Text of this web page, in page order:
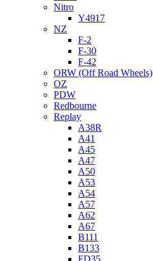
Nitro
Y4917
NZ
F-2
F-30
F-42
ORW (Off Road Wheels)
OZ
PDW
Redbourne
Replay
A38R
A41
A45
A47
A50
A53
A54
A57
A62
A67
B111
B133
FD35